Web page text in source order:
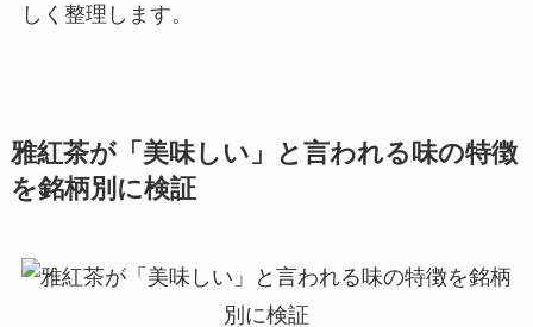
しく整理します。
雅紅茶が「美味しい」と言われる味の特徴
を銘柄別に検証